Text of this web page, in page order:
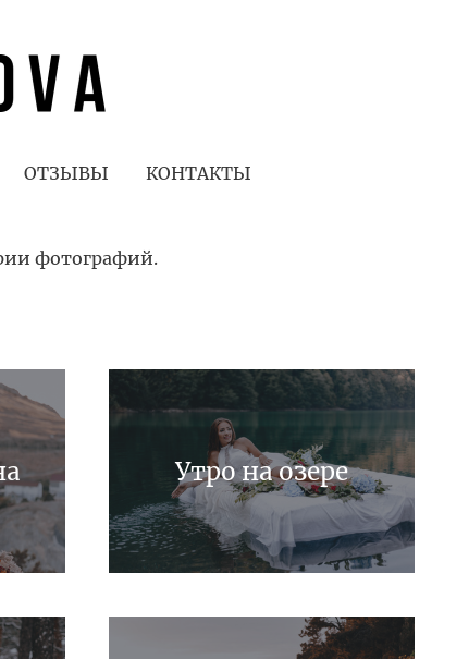
ОТЗЫВЫ КОНТАКТЫ
фотографий.
Утро на озере